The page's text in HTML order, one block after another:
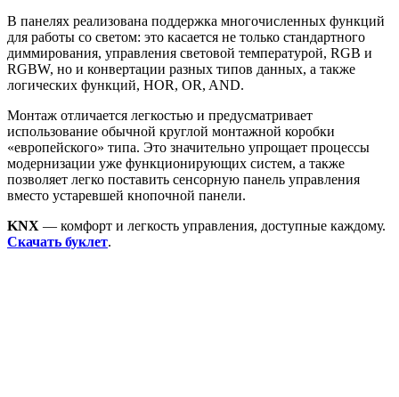
В панелях реализована поддержка многочисленных функций
для работы со светом: это касается не только стандартного
диммирования, управления световой температурой, RGB и
RGBW, но и конвертации разных типов данных, а также
логических функций, HOR, OR, AND.
Монтаж отличается легкостью и предусматривает
использование обычной круглой монтажной коробки
«европейского» типа. Это значительно упрощает процессы
модернизации уже функционирующих систем, а также
позволяет легко поставить сенсорную панель управления
вместо устаревшей кнопочной панели.
KNX — комфорт и легкость управления, доступные каждому.
Скачать буклет.